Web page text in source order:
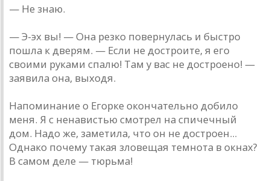
— Не знаю.
— Э-эх вы! — Она резко повернулась и быстро
пошла к дверям. — Если не достроите, я его
своими руками спалю! Там у вас не достроено! —
заявила она, выходя.
Напоминание о Егорке окончательно добило
меня. Я с ненавистью смотрел на спичечный
дом. Надо же, заметила, что он не достроен...
Однако почему такая зловещая темнота в окнах?
В самом деле — тюрьма!